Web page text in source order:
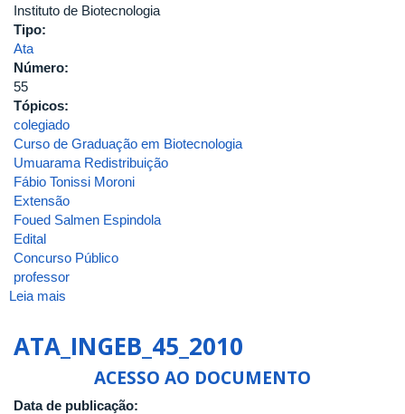
DE
BIOTECNOLOGIA
PATOS
DE
MINAS
DA
UNIVERSIDADE
FEDERAL
DE
Instituto de Biotecnologia
Tipo:
Ata
Número:
55
Tópicos:
colegiado
Curso de Graduação em Biotecnologia
Umuarama Redistribuição
Fábio Tonissi Moroni
Extensão
Foued Salmen Espindola
Edital
Concurso Público
professor
Leia mais
ATA_INGEB_45_2010
ACESSO AO DOCUMENTO
Data de publicação: